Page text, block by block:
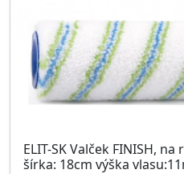
ELIT-SK Valček FINISH,
šírka: 18cm výška